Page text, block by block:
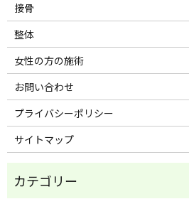
接骨
整体
女性の方の施術
お問い合わせ
プライバシーポリシー
サイトマップ